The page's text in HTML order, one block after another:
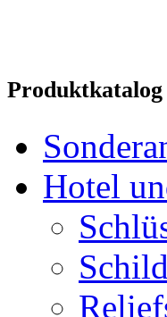
Produktkatalog
Hotel